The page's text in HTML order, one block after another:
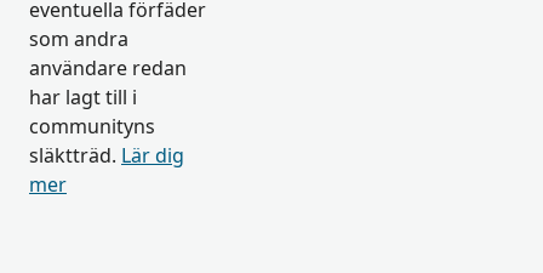
eventuella förfäder
som andra
användare redan
har lagt till i
communityns
släktträd. Lär dig
mer